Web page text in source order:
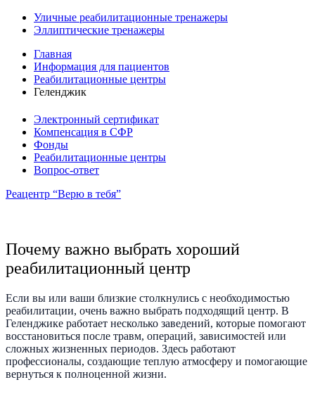
Уличные реабилитационные тренажеры
Эллиптические тренажеры
Главная
Информация для пациентов
Реабилитационные центры
Геленджик
Электронный сертификат
Компенсация в СФР
Фонды
Реабилитационные центры
Вопрос-ответ
Реацентр “Верю в тебя”
Почему важно выбрать хороший
реабилитационный центр
Если вы или ваши близкие столкнулись с необходимостью
реабилитации, очень важно выбрать подходящий центр. В
Геленджике работает несколько заведений, которые помогают
восстановиться после травм, операций, зависимостей или
сложных жизненных периодов. Здесь работают
профессионалы, создающие теплую атмосферу и помогающие
вернуться к полноценной жизни.